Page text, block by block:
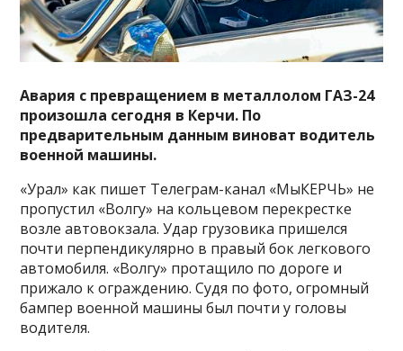
Авария с превращением в металлолом ГАЗ-24
произошла сегодня в Керчи. По
предварительным данным виноват водитель
военной машины.
«Урал» как пишет Телеграм-канал «МыКЕРЧЬ» не
пропустил «Волгу» на кольцевом перекрестке
возле автовокзала. Удар грузовика пришелся
почти перпендикулярно в правый бок легкового
автомобиля. «Волгу» протащило по дороге и
прижало к ограждению. Судя по фото, огромный
бампер военной машины был почти у головы
водителя.